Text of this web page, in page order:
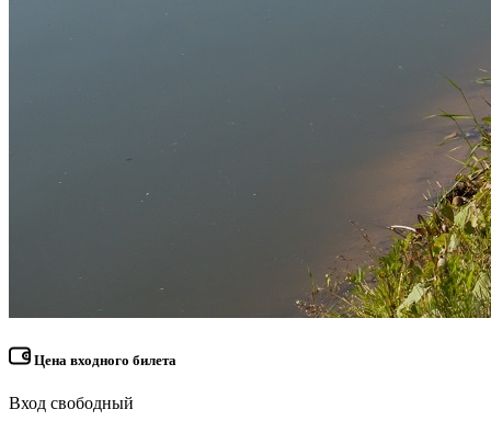
Цена входного билета
Вход свободный